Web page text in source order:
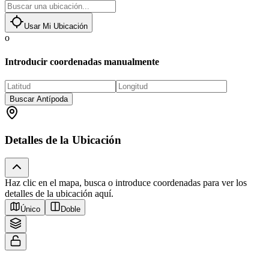
Usar Mi Ubicación
o
Introducir coordenadas manualmente
Buscar Antípoda
Detalles de la Ubicación
Haz clic en el mapa, busca o introduce coordenadas para ver los
detalles de la ubicación aquí.
Tiles © Esri — Source: Esri, i-cubed, USDA, USGS, AEX, GeoEye,
Getmapping, Aerogrid, IGN, IGP, UPR-EGP, and the GIS User Community
Único Doble